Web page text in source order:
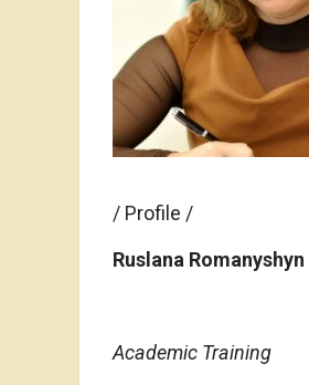
/ Profile /
Ruslana Romanyshyn
Academic Training